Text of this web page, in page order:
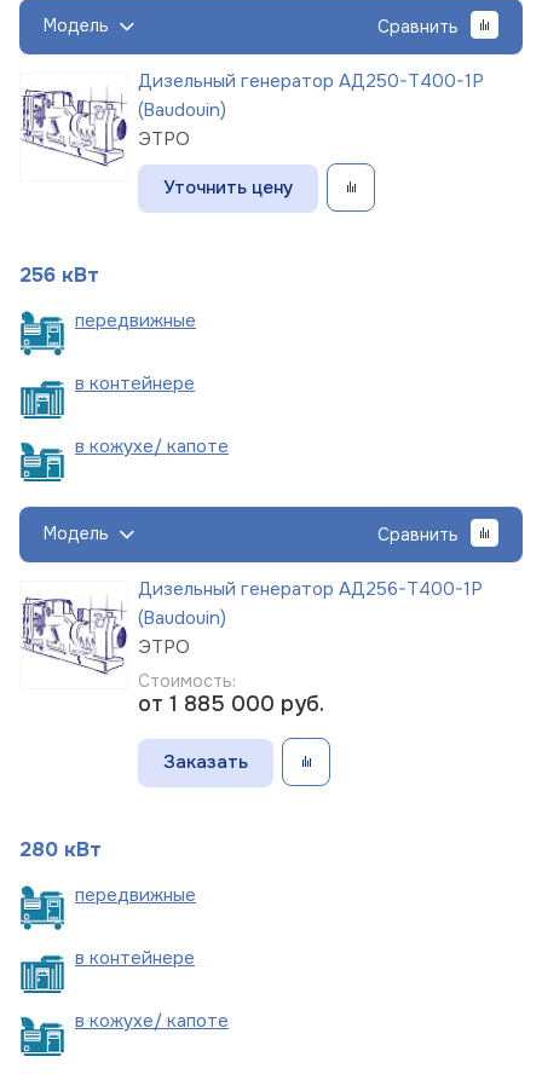
Модель Сравнить
Дизельный генератор АД250-Т400-1Р
(Baudouin)
ЭТРО
Уточнить цену
256 кВт
передвижные
в контейнере
в кожухе/ капоте
Модель Сравнить
Дизельный генератор АД256-Т400-1Р
(Baudouin)
ЭТРО
Стоимость:
от 1 885 000 руб.
Заказать
280 кВт
передвижные
в контейнере
в кожухе/ капоте